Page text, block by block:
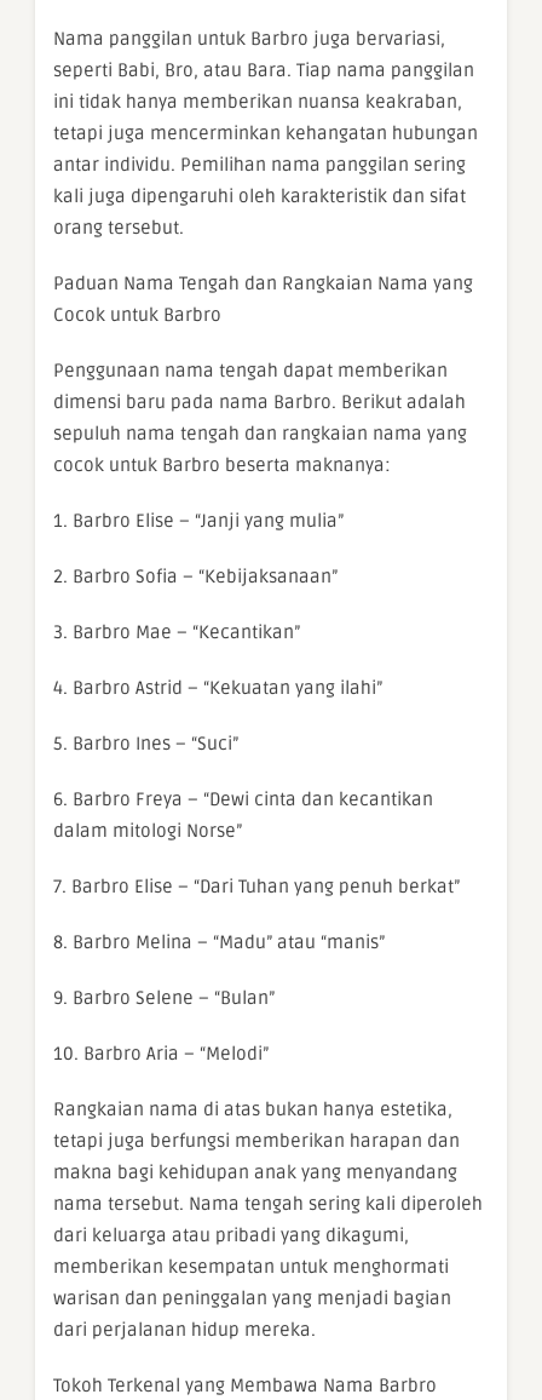
Nama panggilan untuk Barbro juga bervariasi,
seperti Babi, Bro, atau Bara. Tiap nama panggilan
ini tidak hanya memberikan nuansa keakraban,
tetapi juga mencerminkan kehangatan hubungan
antar individu. Pemilihan nama panggilan sering
kali juga dipengaruhi oleh karakteristik dan sifat
orang tersebut.
Paduan Nama Tengah dan Rangkaian Nama yang
Cocok untuk Barbro
Penggunaan nama tengah dapat memberikan
dimensi baru pada nama Barbro. Berikut adalah
sepuluh nama tengah dan rangkaian nama yang
cocok untuk Barbro beserta maknanya:
1. Barbro Elise – “Janji yang mulia”
2. Barbro Sofia – “Kebijaksanaan”
3. Barbro Mae – “Kecantikan”
4. Barbro Astrid – “Kekuatan yang ilahi”
5. Barbro Ines – “Suci”
6. Barbro Freya – “Dewi cinta dan kecantikan
dalam mitologi Norse”
7. Barbro Elise – “Dari Tuhan yang penuh berkat”
8. Barbro Melina – “Madu” atau “manis”
9. Barbro Selene – “Bulan”
10. Barbro Aria – “Melodi”
Rangkaian nama di atas bukan hanya estetika,
tetapi juga berfungsi memberikan harapan dan
makna bagi kehidupan anak yang menyandang
nama tersebut. Nama tengah sering kali diperoleh
dari keluarga atau pribadi yang dikagumi,
memberikan kesempatan untuk menghormati
warisan dan peninggalan yang menjadi bagian
dari perjalanan hidup mereka.
Tokoh Terkenal yang Membawa Nama Barbro